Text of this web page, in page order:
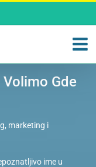
Gde
marketing i
ime u